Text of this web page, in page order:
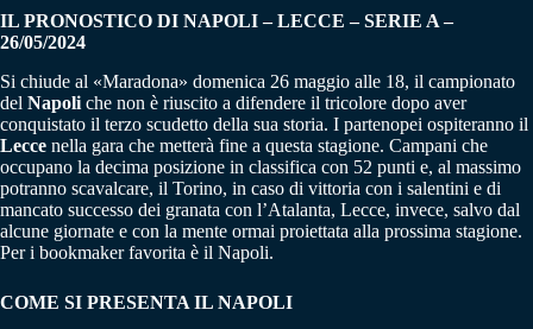
IL PRONOSTICO DI NAPOLI – LECCE – SERIE A –
26/05/2024
Si chiude al «Maradona» domenica 26 maggio alle 18, il campionato
del Napoli che non è riuscito a difendere il tricolore dopo aver
conquistato il terzo scudetto della sua storia. I partenopei ospiteranno il
Lecce nella gara che metterà fine a questa stagione. Campani che
occupano la decima posizione in classifica con 52 punti e, al massimo
potranno scavalcare, il Torino, in caso di vittoria con i salentini e di
mancato successo dei granata con l’Atalanta, Lecce, invece, salvo dal
alcune giornate e con la mente ormai proiettata alla prossima stagione.
Per i bookmaker favorita è il Napoli.
COME SI PRESENTA IL NAPOLI